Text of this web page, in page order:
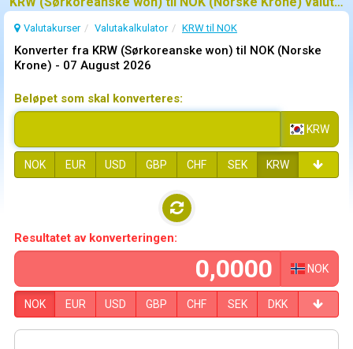
Valutakurser Valutakalkulator KRW til NOK
Konverter fra KRW (Sørkoreanske won) til NOK (Norske
Krone) - 07 August 2026
Beløpet som skal konverteres:
KRW
NOK EUR USD GBP CHF SEK KRW
Resultatet av konverteringen:
NOK
NOK EUR USD GBP CHF SEK DKK